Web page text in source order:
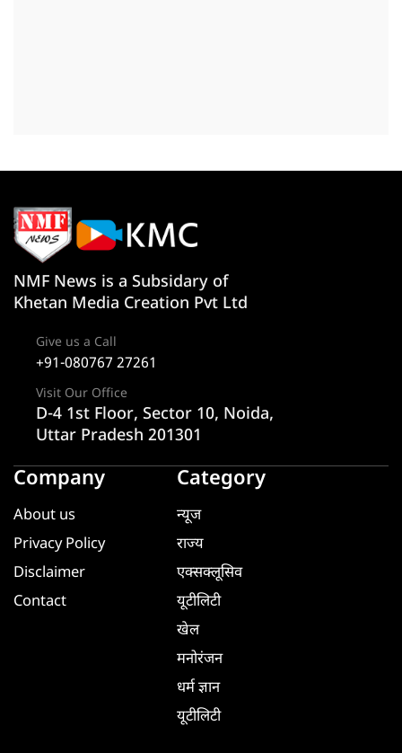
NMF News is a Subsidary of
Khetan Media Creation Pvt Ltd
Give us a Call
+91-080767 27261
Visit Our Office
D-4 1st Floor, Sector 10, Noida,
Uttar Pradesh 201301
Company
About us
Privacy Policy
Disclaimer
Contact
Category
न्यूज
राज्य
एक्सक्लूसिव
यूटीलिटी
खेल
मनोरंजन
धर्म ज्ञान
यूटीलिटी